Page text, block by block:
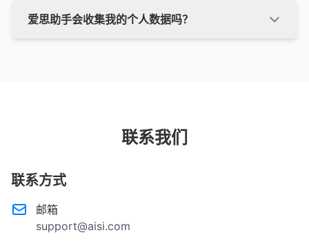
失。
过"数据恢复"功能找回已删除的数据。打开爱思助
手，连接设备后进入"工具箱"，选择"数据恢复"，然
爱思助手会收集我的个人数据吗？
联系我们
联系方式
邮箱
support@aisi.com